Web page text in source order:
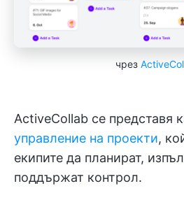
чрез
ActiveCollab се представя
управление на проекти,
екипите да планират,
поддържат контрол.